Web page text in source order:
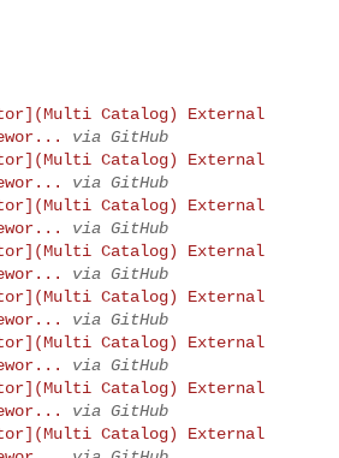
Catalog) External
via GitHub
Catalog) External
via GitHub
Catalog) External
via GitHub
Catalog) External
via GitHub
Catalog) External
via GitHub
Catalog) External
via GitHub
Catalog) External
via GitHub
Catalog) External